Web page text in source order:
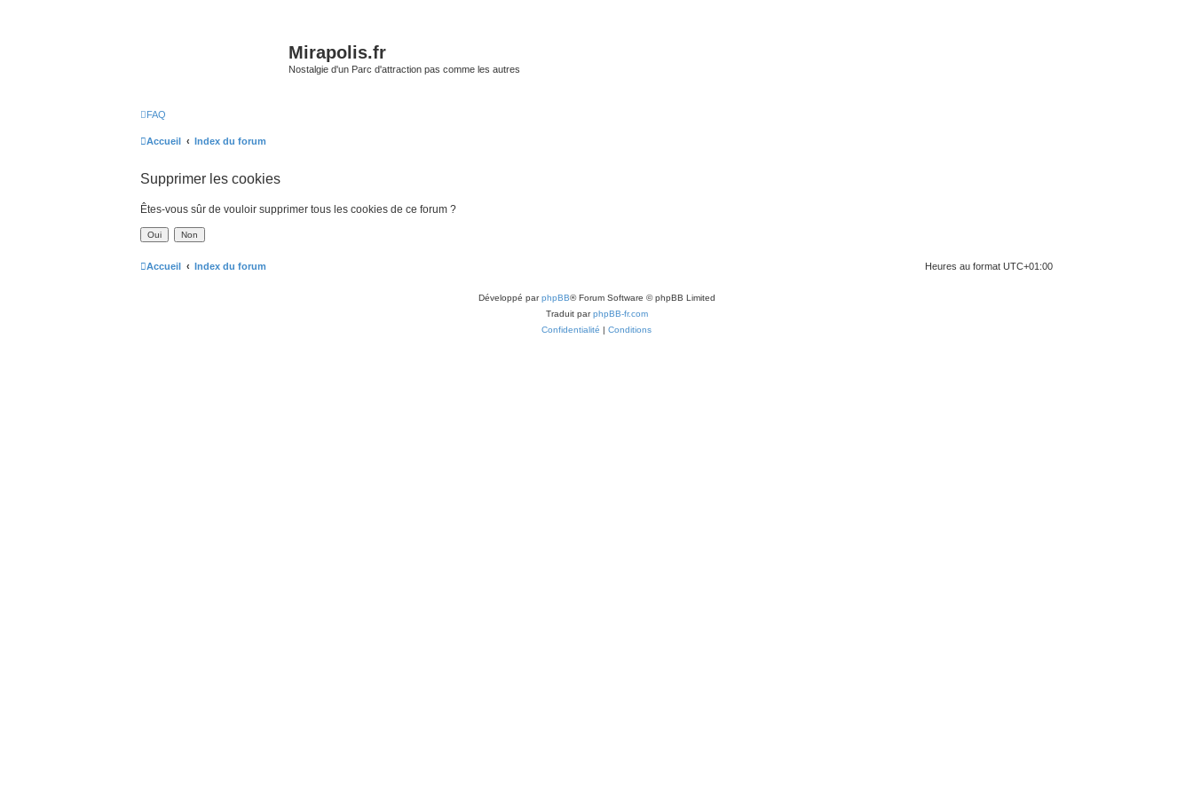
Mirapolis.fr
Nostalgie d'un Parc d'attraction pas comme les autres
FAQ
Accueil Index du forum
Supprimer les cookies
Êtes-vous sûr de vouloir supprimer tous les cookies de ce forum ?
Accueil Index du forum Heures au format UTC+01:00
Développé parphpBB® Forum Software © phpBB Limited
Traduit parphpBB-fr.com
Confidentialité | Conditions